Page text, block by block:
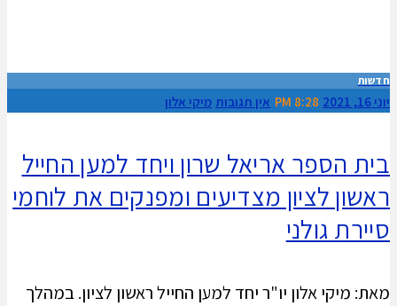
חדשות
יוני 16, 2021 8:28 PM אין תגובות מיקי אלון
בית הספר אריאל שרון ויחד למען החייל
ראשון לציון מצדיעים ומפנקים את לוחמי
סיירת גולני
מאת: מיקי אלון יו"ר יחד למען החייל ראשון לציון. במהלך